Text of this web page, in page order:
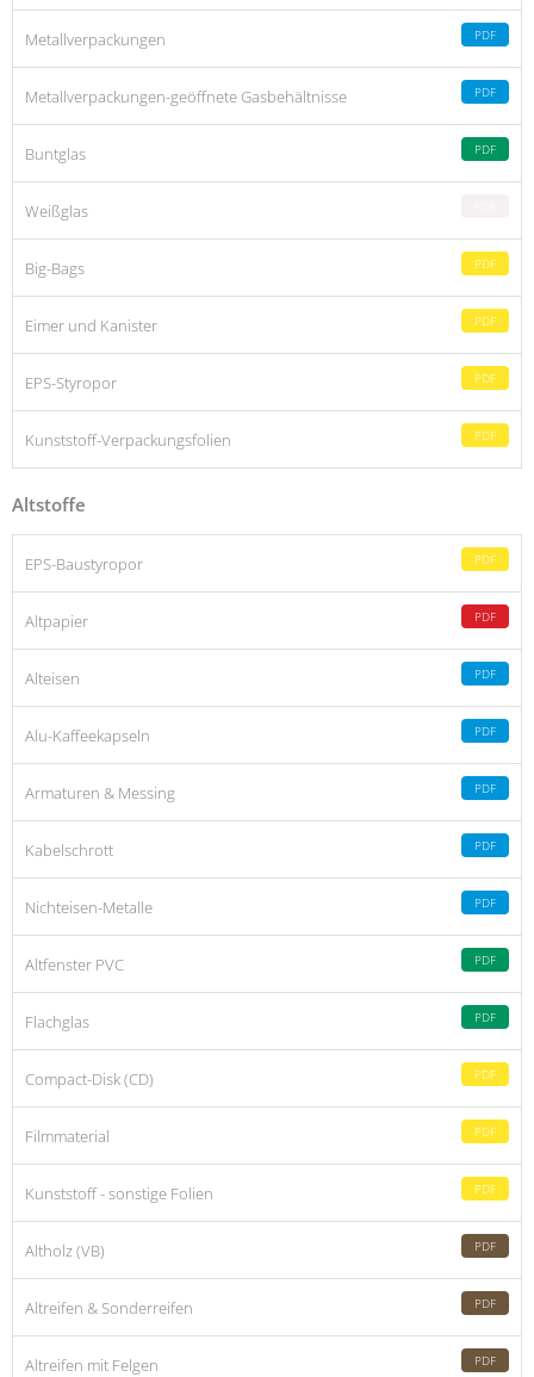
Metallverpackungen PDF
Metallverpackungen-geöffnete Gasbehältnisse PDF
Buntglas PDF
Weißglas
Big-Bags PDF
Eimer und Kanister PDF
EPS-Styropor PDF
Kunststoff-Verpackungsfolien PDF
Altstoffe
EPS-Baustyropor PDF
Altpapier PDF
Alteisen PDF
Alu-Kaffeekapseln PDF
Armaturen & Messing PDF
Kabelschrott PDF
Nichteisen-Metalle PDF
Altfenster PVC PDF
Flachglas PDF
Compact-Disk (CD) PDF
Filmmaterial PDF
Kunststoff - sonstige Folien PDF
Altholz (VB) PDF
Altreifen & Sonderreifen PDF
Altreifen mit Felgen PDF